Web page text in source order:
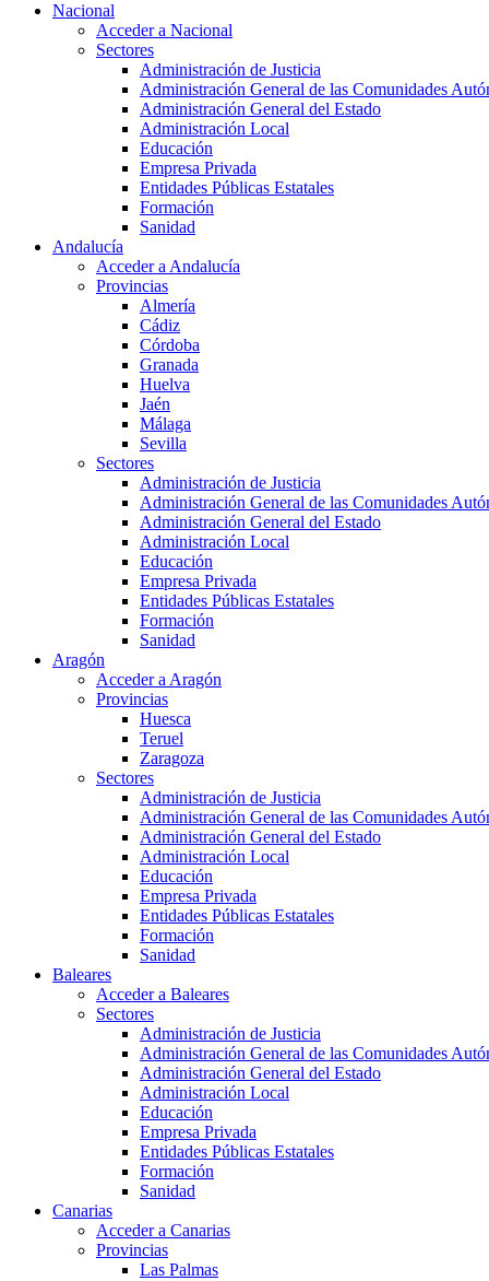
Nacional
Acceder a Nacional
Sectores
Administración de Justicia
Administración General de las Comunidades
Administración General del Estado
Administración Local
Educación
Empresa Privada
Entidades Públicas Estatales
Formación
Sanidad
Andalucía
Acceder a Andalucía
Provincias
Almería
Cádiz
Córdoba
Granada
Huelva
Jaén
Málaga
Sevilla
Sectores
Administración de Justicia
Administración General de las Comunidades
Administración General del Estado
Administración Local
Educación
Empresa Privada
Entidades Públicas Estatales
Formación
Sanidad
Aragón
Acceder a Aragón
Provincias
Huesca
Teruel
Zaragoza
Sectores
Administración de Justicia
Administración General de las Comunidades
Administración General del Estado
Administración Local
Educación
Empresa Privada
Entidades Públicas Estatales
Formación
Sanidad
Baleares
Acceder a Baleares
Sectores
Administración de Justicia
Administración General de las Comunidades
Administración General del Estado
Administración Local
Educación
Empresa Privada
Entidades Públicas Estatales
Formación
Sanidad
Canarias
Acceder a Canarias
Provincias
Las Palmas